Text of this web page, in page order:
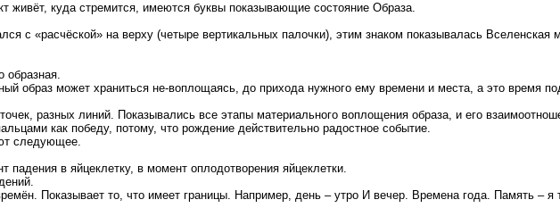
живёт, куда стремится, имеются буквы показывающие состояние Образа.
с «расчёской» на верху (четыре вертикальных палочки), этим знаком показывалась Вселенская
образная.
образ может храниться не-воплощаясь, до прихода нужного ему времени и места, а это время
разных линий. Показывались все этапы материального воплощения образа, и его
как победу, потому, что рождение действительно радостное событие.
следующее.
в яйцеклетку, в момент оплодотворения яйцеклетки.
Показывает то, что имеет границы. Например, день – утро И вечер. Времена года. Память –